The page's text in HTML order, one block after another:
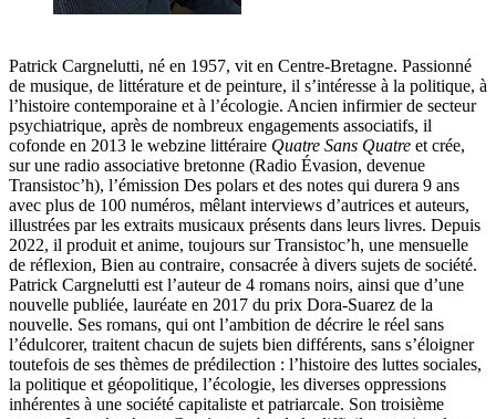
Patrick Cargnelutti, né en 1957, vit en Centre-Bretagne. Passionné
de musique, de littérature et de peinture, il s’intéresse à la politique, à
l’histoire contemporaine et à l’écologie. Ancien infirmier de secteur
psychiatrique, après de nombreux engagements associatifs, il
cofonde en 2013 le webzine littéraire Quatre Sans Quatre et crée,
sur une radio associative bretonne (Radio Évasion, devenue
Transistoc’h), l’émission Des polars et des notes qui durera 9 ans
avec plus de 100 numéros, mêlant interviews d’autrices et auteurs,
illustrées par les extraits musicaux présents dans leurs livres. Depuis
2022, il produit et anime, toujours sur Transistoc’h, une mensuelle
de réflexion, Bien au contraire, consacrée à divers sujets de société.
Patrick Cargnelutti est l’auteur de 4 romans noirs, ainsi que d’une
nouvelle publiée, lauréate en 2017 du prix Dora-Suarez de la
nouvelle. Ses romans, qui ont l’ambition de décrire le réel sans
l’édulcorer, traitent chacun de sujets bien différents, sans s’éloigner
toutefois de ses thèmes de prédilection : l’histoire des luttes sociales,
la politique et géopolitique, l’écologie, les diverses oppressions
inhérentes à une société capitaliste et patriarcale. Son troisième